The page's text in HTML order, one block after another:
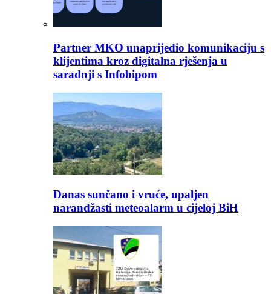
Partner MKO unaprijedio komunikaciju s
klijentima kroz digitalna rješenja u
saradnji s Infobipom
Danas sunčano i vruće, upaljen
narandžasti meteoalarm u cijeloj BiH